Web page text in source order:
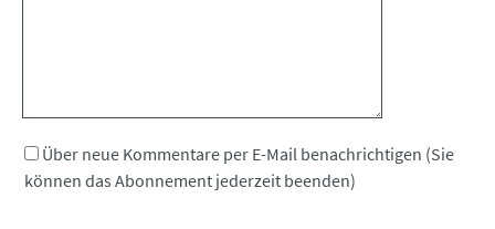
Über neue Kommentare per E-Mail benachrichtigen (Sie
können das Abonnement jederzeit beenden)